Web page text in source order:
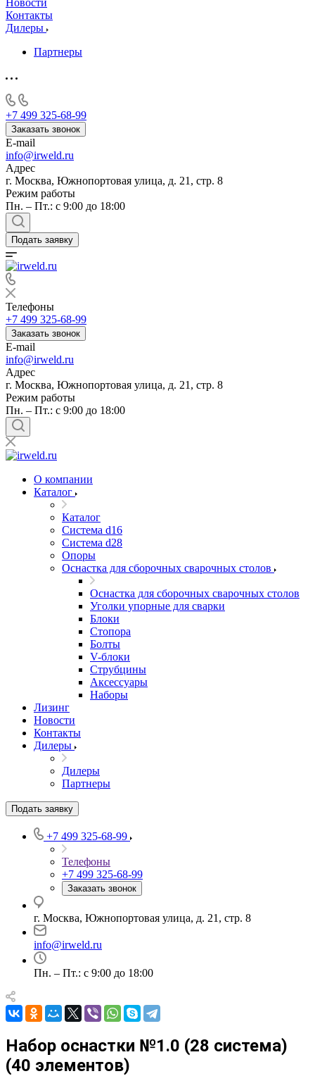
Новости
Контакты
Дилеры
Партнеры
+7 499 325-68-99
Заказать звонок
E-mail
info@irweld.ru
Адрес
г. Москва, Южнопортовая улица, д. 21, стр. 8
Режим работы
Пн. – Пт.: с 9:00 до 18:00
Подать заявку
Телефоны
+7 499 325-68-99
Заказать звонок
E-mail
info@irweld.ru
Адрес
г. Москва, Южнопортовая улица, д. 21, стр. 8
Режим работы
Пн. – Пт.: с 9:00 до 18:00
О компании
Каталог
Каталог
Система d16
Система d28
Опоры
Оснастка для сборочных сварочных столов
Оснастка для сборочных сварочных столов
Уголки упорные для сварки
Блоки
Стопора
Болты
V-блоки
Струбцины
Аксессуары
Наборы
Лизинг
Новости
Контакты
Дилеры
Дилеры
Партнеры
Подать заявку
+7 499 325-68-99
Телефоны
+7 499 325-68-99
Заказать звонок
г. Москва, Южнопортовая улица, д. 21, стр. 8
info@irweld.ru
Пн. – Пт.: с 9:00 до 18:00
Набор оснастки №1.0 (28 система)
(40 элементов)